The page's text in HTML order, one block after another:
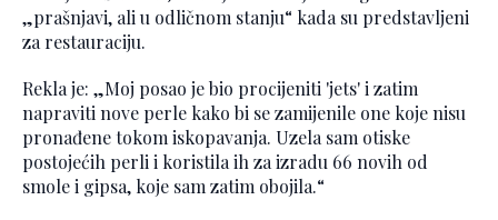
„prašnjavi, ali u odličnom stanju“ kada su predstavljeni
za restauraciju.
Rekla je: „Moj posao je bio procijeniti 'jets' i zatim
napraviti nove perle kako bi se zamijenile one koje nisu
pronađene tokom iskopavanja. Uzela sam otiske
postojećih perli i koristila ih za izradu 66 novih od
smole i gipsa, koje sam zatim obojila.“